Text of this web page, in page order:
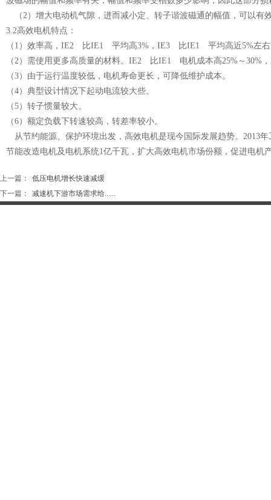
（2）增大电动机气隙，进而减小定、转子谐波磁通的幅值，可
3.2高效电机特点：
（1）效率高，IE2 比IE1 平均高3%，IE3 比IE1 平均高近
（2）需使用更多高质量的材料。IE2 比IE1 电机成本高25%～
（3）由于运行温度较低，电机寿命更长，可降低维护成本。
（4）典型设计情况下起动电流较大些。
（5）转子惯量较大。
（6）额定负载下转速较高，转差率较小。
从节约能源、保护环境出发，高效电机是现今国际发展趋势。2013
节能改造电机及电机系统1亿千瓦，扩大高效电机市场份额，促进电机
上一篇：
低压电机增长快速减缓
下一篇：
减速机下游市场需求给......